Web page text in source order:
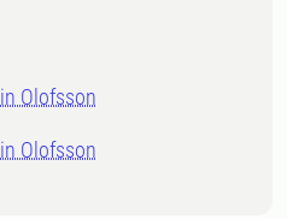
Olofsson
Olofsson